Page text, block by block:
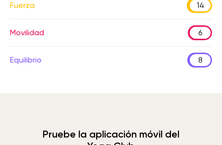
Fuerza 14
Movilidad 6
Equilibrio 8
Pruebe la aplicación móvil del